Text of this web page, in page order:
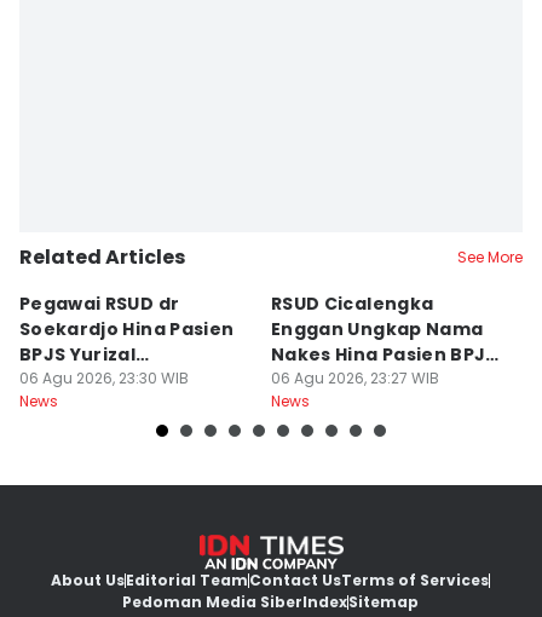
Related Articles See More
Pegawai RSUD dr
Soekardjo Hina Pasien
BPJS Yurizal
Mengundurkan Diri
06 Agu 2026, 23:30 WIB
News
RSUD Cicalengka
Enggan Ungkap Nama
Nakes Hina Pasien BPJS
Yurizal
06 Agu 2026, 23:27 WIB
News
About UsEditorial TeamContact UsTerms of Services
Pedoman Media SiberIndexSitemap